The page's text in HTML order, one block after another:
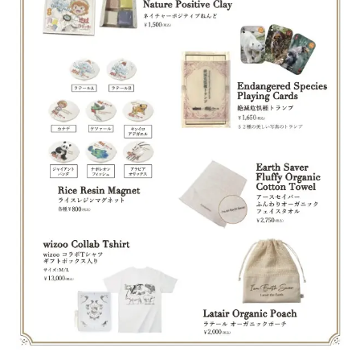
Journal
Interview